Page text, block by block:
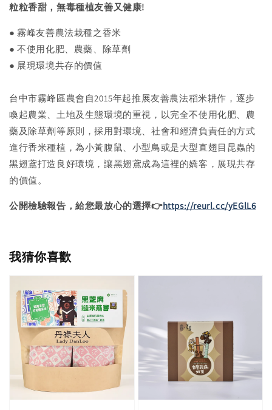
粒粒香甜，無毒種植友善又健康!
● 霧峰友善農法栽種之香米
● 不使用化肥、農藥、除草劑
● 展現環境共存的價值
台中市霧峰區農會自2015年起推展友善農法稻米耕作，逐步
喚起農業、土地及生態環境的重視，以完全不使用化肥、農
藥及除草劑等原則，採用對環境、社會和經濟負責任的方式
進行香米種植，為小黃腹鼠、小型鳥或是大型直翅目昆蟲的
黑翅鳶打造良好環境，讓黑翅鳶成為這裡的嬌客，展現共存
的價值。
公開檢驗報告，給您最放心的選擇👉https://reurl.cc/yEGlL6
我猜你喜歡